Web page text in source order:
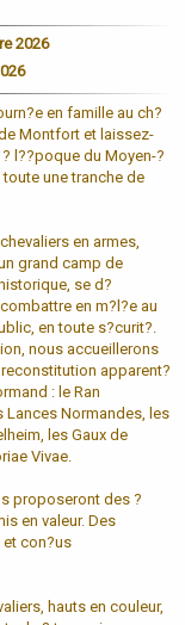
2026
en famille au ch?
Montfort et laissez-
l??poque du Moyen-?
une tranche de
en armes,
grand camp de
se d?
en m?l?e au
en toute s?curit?.
nous accueillerons
apparent?
: le Ran
Lances Normandes, les
les Gaux de
Vivae.
proposeront des ?
en valeur. Des
con?us
hauts en couleur,